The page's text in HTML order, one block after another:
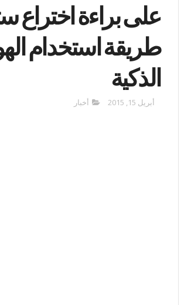
على براءة اختراع
طريقة استخدام
الذكية
أبريل 15, 2015 أخبار